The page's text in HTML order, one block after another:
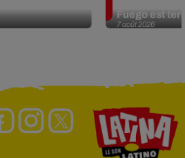
7 août 2026
Fuego est